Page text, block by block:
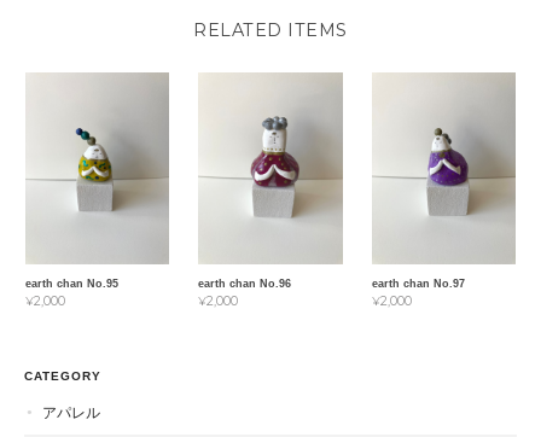
RELATED ITEMS
earth chan No.95
¥2,000
earth chan No.96
¥2,000
earth chan No.97
¥2,000
CATEGORY
アパレル